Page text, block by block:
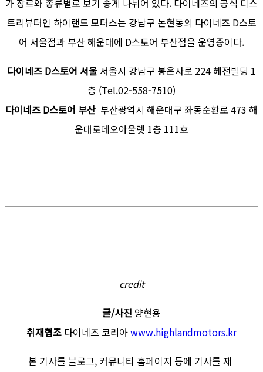
가 장르와 종류별로 보기 좋게 나뉘어 있다. 다이네즈의 공식 디스
트리뷰터인 하이랜드 모터스는 강남구 논현동의 다이네즈 D스토
어 서울점과 부산 해운대에 D스토어 부산점을 운영중이다.
다이네즈 D스토어 서울 서울시 강남구 봉은사로 224 혜전빌딩 1
층 (Tel.02-558-7510)
다이네즈 D스토어 부산 부산광역시 해운대구 좌동순환로 473 해
운대로데오아울렛 1층 111호
credit
글/사진 양현용
취재협조 다이네즈 코리아www.highlandmotors.kr
본 기사를 블로그, 커뮤니티 홈페이지 등에 기사를 재